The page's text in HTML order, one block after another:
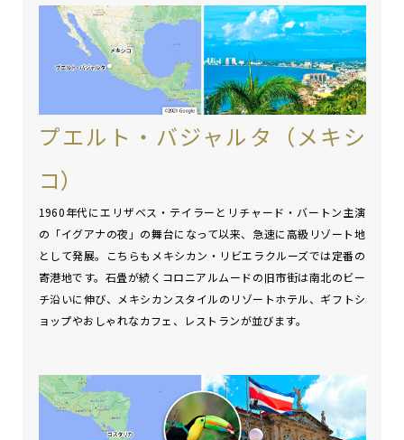
プエルト・バジャルタ（メキシ
コ）
1960年代にエリザベス・テイラーとリチャード・バートン主演
の「イグアナの夜」の舞台になって以来、急速に高級リゾート地
として発展。こちらもメキシカン・リビエラクルーズでは定番の
寄港地です。石畳が続くコロニアルムードの旧市街は南北のビー
チ沿いに伸び、メキシカンスタイルのリゾートホテル、ギフトシ
ョップやおしゃれなカフェ、レストランが並びます。